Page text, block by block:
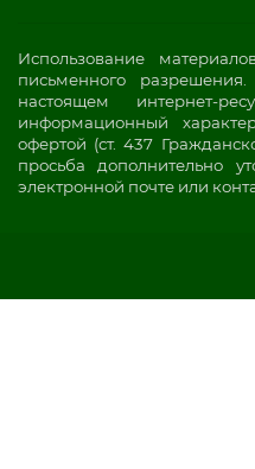
Использование
письменного
настоящем интернет-
информационный
офертой (ст. 437
просьба дополнительно
электронной почте или